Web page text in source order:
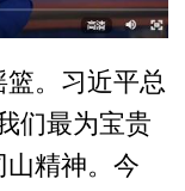
。习近平总
们最为宝贵
山精神。今